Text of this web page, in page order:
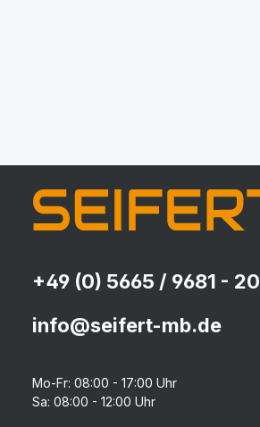
+49 (0) 5665 / 9681 - 20
info@seifert-mb.de
Mo-Fr: 08:00 - 17:00 Uhr
Sa: 08:00 - 12:00 Uhr